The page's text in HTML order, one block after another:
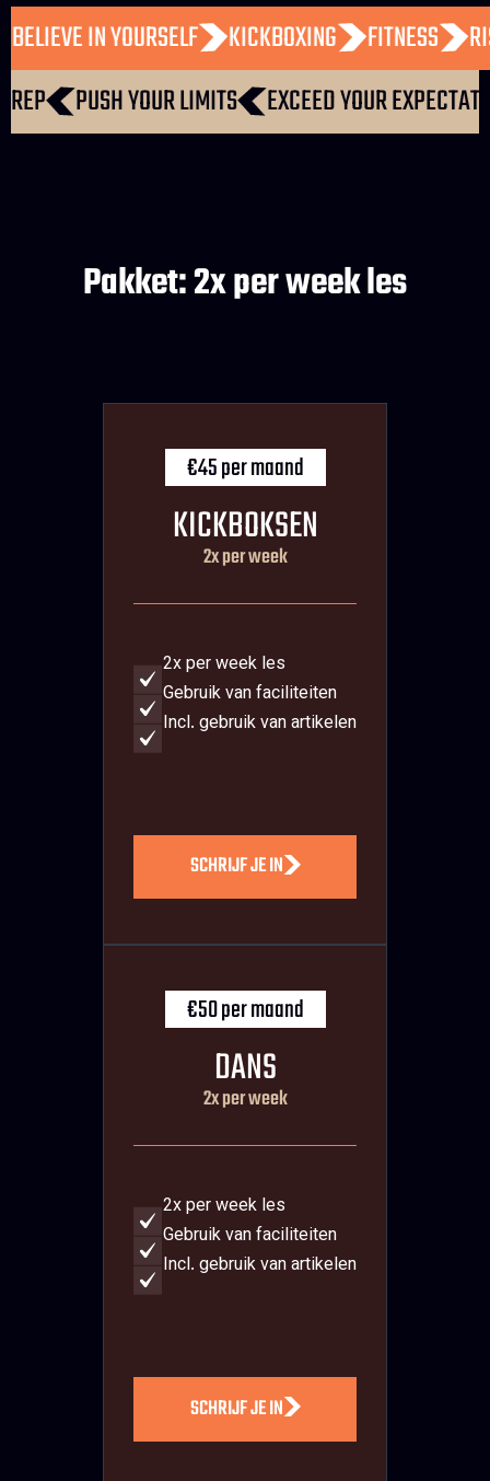
BELIEVE IN YOURSELF KICKBOXING
FITNESS
PUSH YOUR LIMITS EXCEED YOUR EXPECTATIONS
Pakket: 2x per week les
€45 per maand
KICKBOKSEN
2x per week
2x per week les
Gebruik van faciliteiten
Incl. gebruik van artikelen
SCHRIJF JE IN
€50 per maand
DANS
2x per week
2x per week les
Gebruik van faciliteiten
Incl. gebruik van artikelen
SCHRIJF JE IN